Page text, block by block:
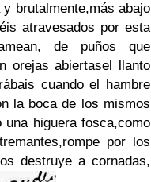
y brutalmente,más abajo
atravesados por esta
de puños que
orejas abiertasel llanto
cuando el hambre
la boca de los mismos
higuera fosca,como
rompe por los
destruye a cornadas,